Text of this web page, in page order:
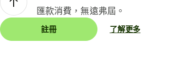
匯款消費，無遠弗屆。
註冊 了解更多